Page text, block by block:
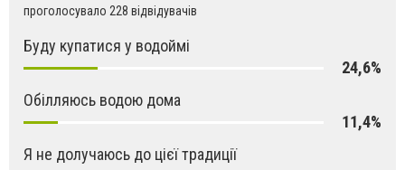
проголосувало 228 відвідувачів
Буду купатися у водоймі
24,6%
Обілляюсь водою дома
11,4%
Я не долучаюсь до цієї традиції